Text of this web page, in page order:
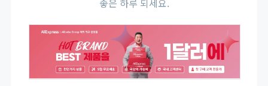
좋은 하루 되세요.